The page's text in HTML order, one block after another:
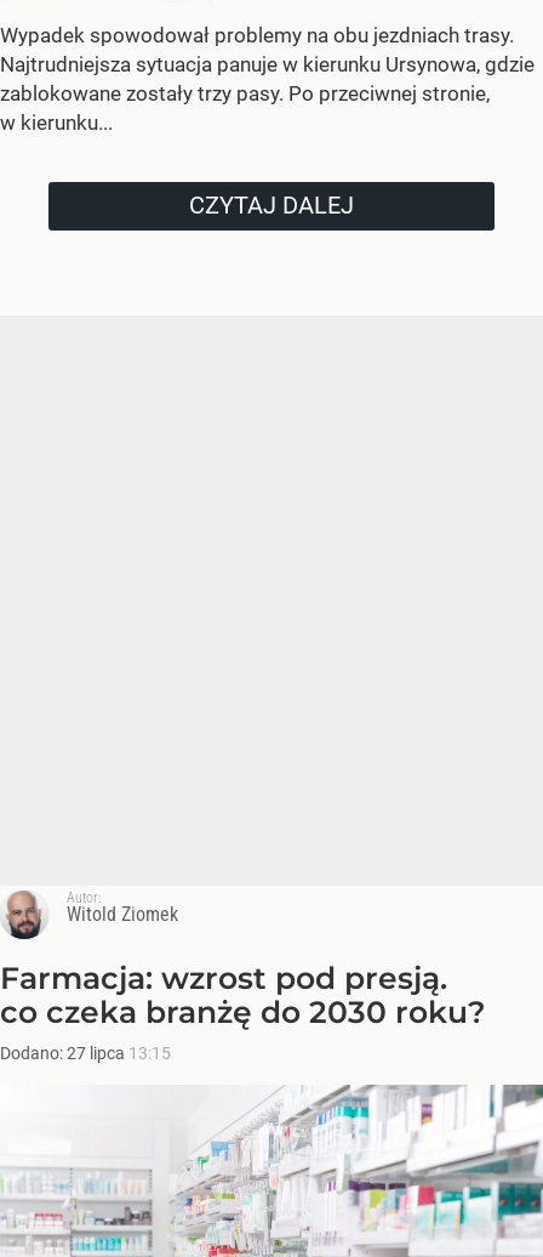
Wypadek spowodował problemy na obu jezdniach trasy.
Najtrudniejsza sytuacja panuje w kierunku Ursynowa, gdzie
zablokowane zostały trzy pasy. Po przeciwnej stronie,
w kierunku...
CZYTAJ DALEJ
Autor:
Witold Ziomek
Farmacja: wzrost pod presją.
co czeka branżę do 2030 roku?
Dodano:27 lipca 13:15